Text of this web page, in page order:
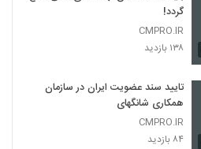
گردد!
CMPRO.IR
۱۳۸ بازدید
تایید سند عضویت ایران در سازمان
همکاری شانگهای
CMPRO.IR
۸۴ بازدید